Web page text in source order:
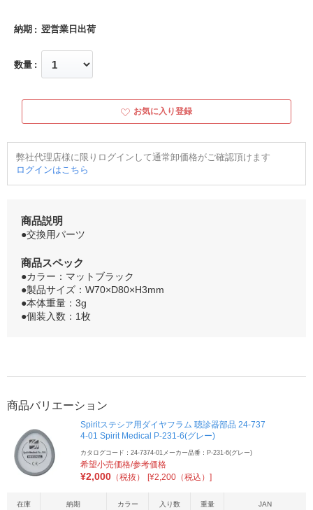
納期 翌営業日出荷
数量
お気に入り登録
弊社代理店様に限りログインして通常卸価格がご確認頂けます
ログインはこちら
商品説明
●交換用パーツ
商品スペック
●カラー：マットブラック
●製品サイズ：W70×D80×H3mm
●本体重量：3g
●個装入数：1枚
商品バリエーション
Spiritステシア用ダイヤフラム 聴診器部品 24-737
4-01 Spirit Medical P-231-6(グレー)
カタログコード：24-7374-01メーカー品番：P-231-6(グレー)
希望小売価格/参考価格
¥2,000 （税抜） [¥2,200（税込）]
在庫 納期 カラー 入り数 重量 JAN